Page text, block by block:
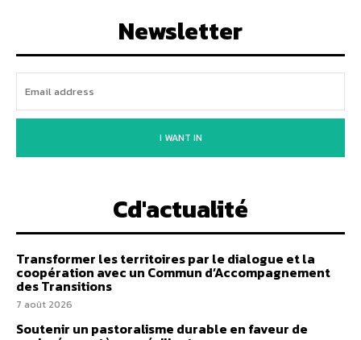
Newsletter
I WANT IN
Cd'actualité
Transformer les territoires par le dialogue et la
coopération avec un Commun d’Accompagnement
des Transitions
7 août 2026
Soutenir un pastoralisme durable en faveur de